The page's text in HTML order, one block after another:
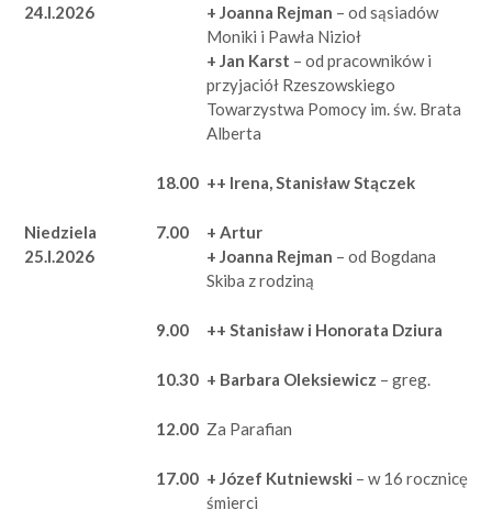
24.I.2026
+ Joanna Rejman – od sąsiadów
Moniki i Pawła Nizioł
+ Jan Karst – od pracowników i
przyjaciół Rzeszowskiego
Towarzystwa Pomocy im. św. Brata
Alberta
18.00 ++ Irena, Stanisław Stączek
Niedziela
25.I.2026
7.00
+ Artur
+ Joanna Rejman – od Bogdana
Skiba z rodziną
9.00 ++ Stanisław i Honorata Dziura
10.30 + Barbara Oleksiewicz – greg.
12.00 Za Parafian
17.00 + Józef Kutniewski – w 16 rocznicę
śmierci